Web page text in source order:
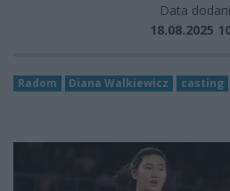
Data
18.08.2025
Radom Diana Walkiewicz casting